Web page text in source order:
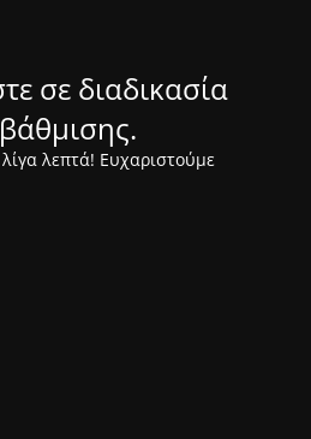
σε διαδικασία
λεπτά! Ευχαριστούμε